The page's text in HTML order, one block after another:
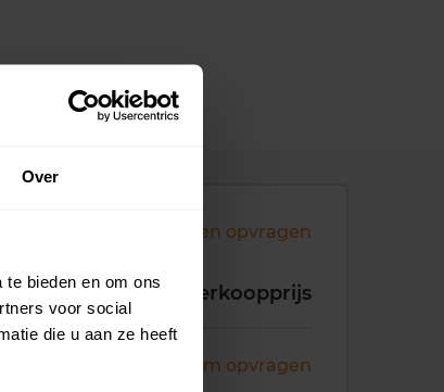
Over
bieden en om ons
voor social
die u aan ze heeft
Andere koopsommen opvragen
Verkoopprijs
Koopsom opvragen